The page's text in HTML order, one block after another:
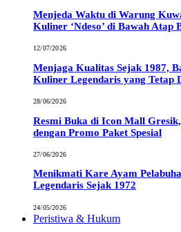
Menjeda Waktu di Warung
Kuliner ‘Ndeso’ di Bawah Atap
12/07/2026
Menjaga Kualitas Sejak 1987,
Kuliner Legendaris yang Tetap
28/06/2026
Resmi Buka di Icon Mall
dengan Promo Paket Spesial
27/06/2026
Menikmati Kare Ayam
Legendaris Sejak 1972
24/05/2026
Peristiwa & Hukum